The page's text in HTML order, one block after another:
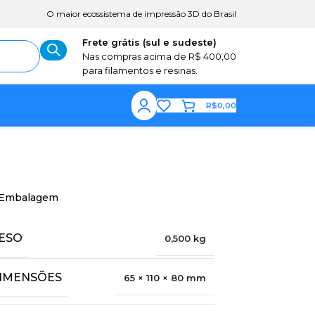
O maior ecossistema de impressão 3D do Brasil
Frete grátis (sul e sudeste)
Nas compras acima de R$ 400,00
para filamentos e resinas.
R$0,00
0,500 kg
65 × 110 × 80 mm